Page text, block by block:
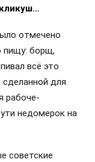
отмечено
пищу: борщ,
всё это
сделанной для
рабоче-
недомерок на
советские